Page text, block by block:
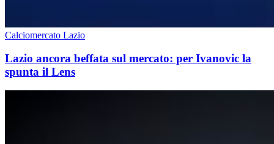
Calciomercato Lazio
Lazio ancora beffata sul mercato: per Ivanovic la
spunta il Lens